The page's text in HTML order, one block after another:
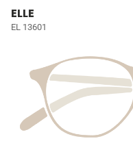
ELLE
EL 13601